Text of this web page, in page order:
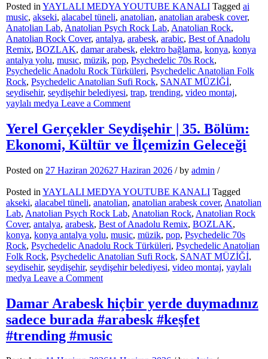
#trap
#anatolianrock
Posted in YAYLALI MEDYA YOUTUBE KANALI Tagged ai
music, akseki, alacabel tüneli, anatolian, anatolian arabesk cover,
Anatolian Lab, Anatolian Psych Rock Lab, Anatolian Rock,
Anatolian Rock Cover, antalya, arabesk, arabic, Best of Anadolu
Remix, BOZLAK, damar arabesk, elektro bağlama, konya, konya
antalya yolu, musıc, müzik, pop, Psychedelic 70s Rock,
Psychedelic Anadolu Rock Türküleri, Psychedelic Anatolian Folk
Rock, Psychedelic Anatolian Sufi Rock, SANAT MÜZİĞİ,
seydisehir, seydişehir belediyesi, trap, trending, video montaj,
yaylalı medya Leave a Commenton
Bir
Fincan
Kahvenin
Yıl
Hatırı
Var
#keşfet
#arabesk
#arabic
#anatolianrock
Yerel Gerçekler Seydişehir | 35. Bölüm:
Ekonomi, Kültür ve İlçemizin Geleceği
Posted on 27 Haziran 202627 Haziran 2026 /by admin /
Posted in YAYLALI MEDYA YOUTUBE KANALI Tagged
akseki, alacabel tüneli, anatolian, anatolian arabesk cover, Anatolian
Lab, Anatolian Psych Rock Lab, Anatolian Rock, Anatolian Rock
Cover, antalya, arabesk, Best of Anadolu Remix, BOZLAK,
konya, konya antalya yolu, music, müzik, pop, Psychedelic 70s
Rock, Psychedelic Anadolu Rock Türküleri, Psychedelic Anatolian
Folk Rock, Psychedelic Anatolian Sufi Rock, SANAT MÜZİĞİ,
seydisehir, seydişehir, seydişehir belediyesi, video montaj, yaylalı
medya Leave a Commenton
Gerçekler
Seydişehir
|
35.
Bölüm:
Damar Arabesk hiçbir yerde duymadınız
sadece burada #arabesk #keşfet
#trending #music